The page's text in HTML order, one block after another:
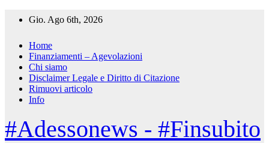
Gio. Ago 6th, 2026
Home
Finanziamenti – Agevolazioni
Chi siamo
Disclaimer Legale e Diritto di Citazione
Rimuovi articolo
Info
#Adessonews - #Finsubito